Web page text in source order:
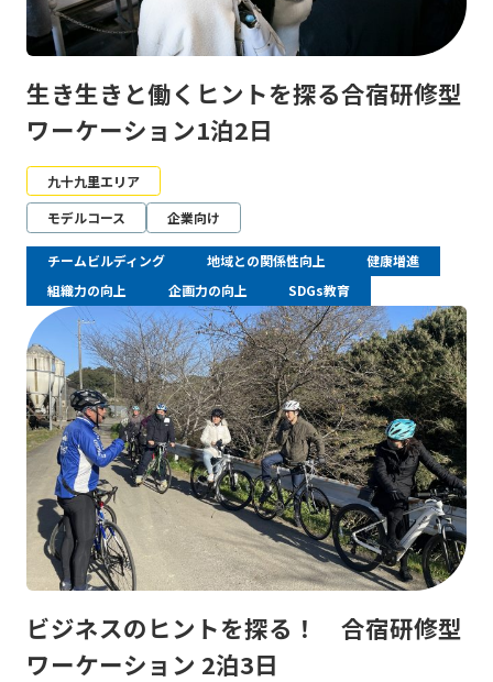
生き生きと働くヒントを探る合宿研修型
ワーケーション1泊2日
九十九里エリア
モデルコース
企業向け
チームビルディング 地域との関係性向上
健康増進
組織力の向上
企画力の向上 SDGs教育
ビジネスのヒントを探る！ 合宿研修型
ワーケーション 2泊3日